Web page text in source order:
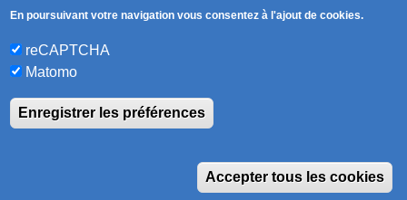
Accessibilité Contact
Sauf mention contraire, tous les contenus de ce site sont
édition
En poursuivant votre navigation vous consentez à l'ajout de cookies.
reCAPTCHA
Matomo
Enregistrer les préférences
Accepter tous les cookies